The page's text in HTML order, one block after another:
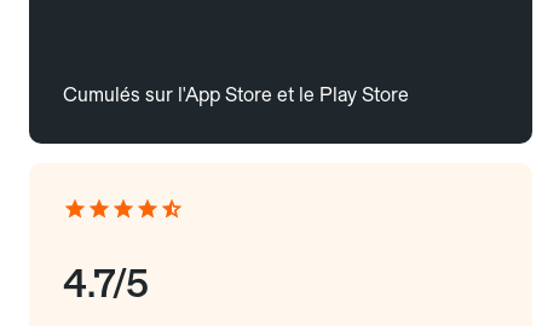
Cumulés sur l'App Store et le Play Store
4.7/5